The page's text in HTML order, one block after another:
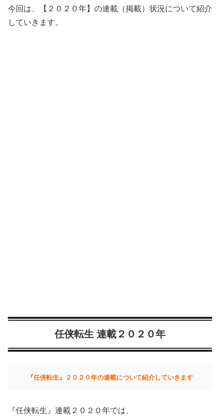
今回は、【２０２０年】の連載（掲載）状況について紹介
していきます。
任侠転生 連載２０２０年
『任侠転生』２０２０年の連載について紹介していきます
『任侠転生』連載２０２０年では、